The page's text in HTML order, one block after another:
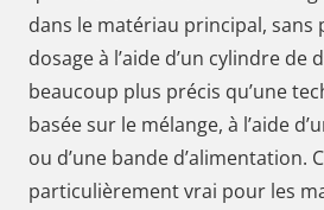
dans le matériau principal, sans
dosage à l’aide d’un cylindre de
beaucoup plus précis qu’une
basée sur le mélange, à l’aide
ou d’une bande d’alimentation.
particulièrement vrai pour les